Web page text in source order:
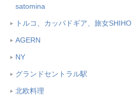
satomina
トルコ、カッパドギア、旅女SHIHO
AGERN
NY
グランドセントラル駅
北欧料理